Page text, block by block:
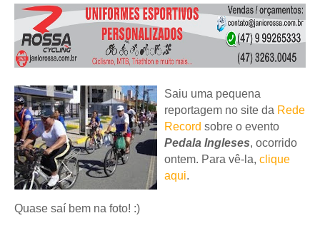
Saiu uma pequena
reportagem no site da Rede
Record sobre o evento
Pedala Ingleses, ocorrido
ontem. Para vê-la, clique
aqui.
Quase saí bem na foto! :)